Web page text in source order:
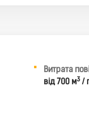
Витрата
від 700 м3 /